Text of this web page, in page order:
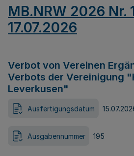
MB.NRW 2026 Nr.
17.07.2026
Verbot von Vereinen
Verbots der Vereinigung
Leverkusen"
Ausfertigungsdatum
Ausgabennummer 195